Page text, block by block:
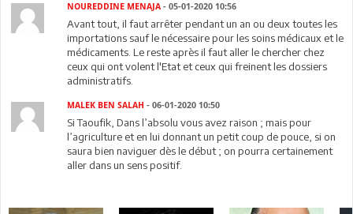
NOUREDDINE MENAJA - 05-01-2020 10:56
Avant tout, il faut arrêter pendant un an ou deux toutes les
importations sauf le nécessaire pour les soins médicaux et le
médicaments. Le reste après il faut aller le chercher chez
ceux qui ont volent l'Etat et ceux qui freinent les dossiers
administratifs.
MALEK BEN SALAH - 06-01-2020 10:50
Si Taoufik, Dans l’absolu vous avez raison ; mais pour
l’agriculture et en lui donnant un petit coup de pouce, si on
saura bien naviguer dès le début ; on pourra certainement
aller dans un sens positif.